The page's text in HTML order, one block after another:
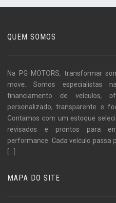
QUEM SOMOS
Na PG MOTORS, transformar
move. Somos especialistas
financiamento de veículos,
personalizado, transparente e
Contamos com um estoque
revisados e prontos para
performance. Cada veículo passa
[...]
MAPA DO SITE